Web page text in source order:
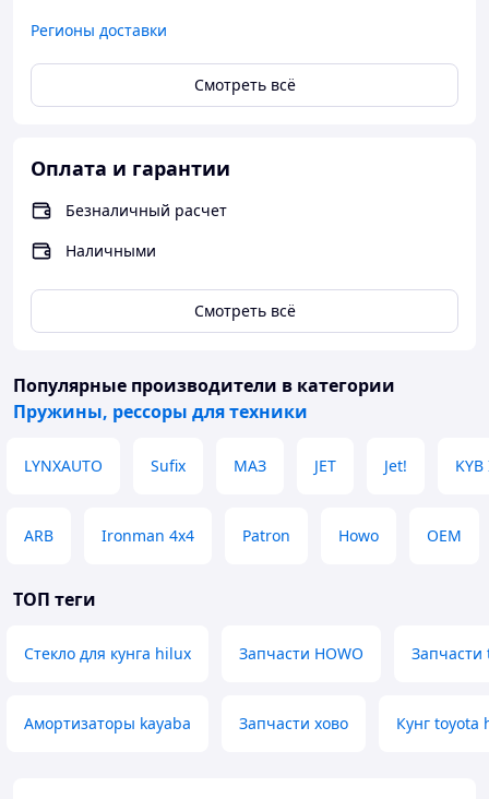
Регионы доставки
Смотреть всё
Оплата и гарантии
Безналичный расчет
Наличными
Смотреть всё
Популярные производители в категории
Пружины, рессоры для техники
LYNXAUTO Sufix МАЗ JET Jet!
ARB Ironman 4x4 Patron Howo OEM
ТОП теги
Стекло для кунга hilux Запчасти HOWO
Амортизаторы kayaba Запчасти хово Кунг toyota